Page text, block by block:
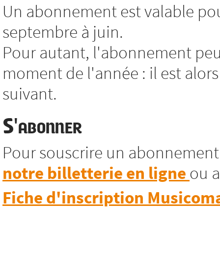
Un abonnement est valable
septembre à juin.
Pour autant, l'abonnement
moment de l'année : il est
suivant.
S'abonner
Pour souscrire un
notre billetterie en ligne ou
Fiche d'inscription